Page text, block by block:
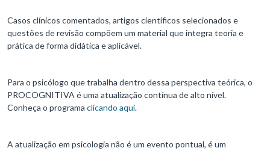
Casos clínicos comentados, artigos científicos selecionados e
questões de revisão compõem um material que integra teoria e
prática de forma didática e aplicável.
Para o psicólogo que trabalha dentro dessa perspectiva teórica, o
PROCOGNITIVA é uma atualização contínua de alto nível.
Conheça o programa clicando aqui.
A atualização em psicologia não é um evento pontual, é um